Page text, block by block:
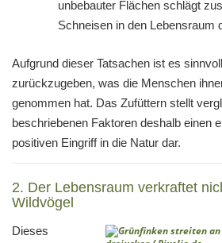
unbebauter Flächen schlägt
Schneisen in den Lebensraum
Aufgrund dieser Tatsachen ist es
zurückzugeben, was die Menschen
genommen hat. Das Zufüttern stellt
beschriebenen Faktoren deshalb einen
positiven Eingriff in die Natur dar.
2. Der Lebensraum verkraftet
Wildvögel
Dieses